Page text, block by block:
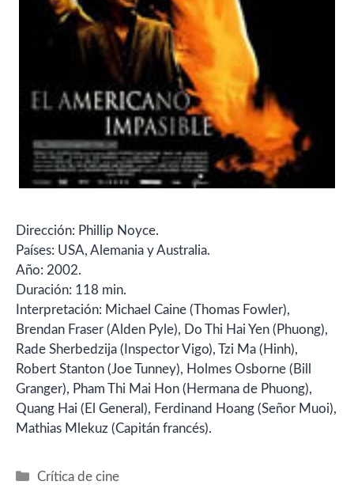
Dirección: Phillip Noyce.
Países: USA, Alemania y Australia.
Año: 2002.
Duración: 118 min.
Interpretación: Michael Caine (Thomas Fowler),
Brendan Fraser (Alden Pyle), Do Thi Hai Yen (Phuong),
Rade Sherbedzija (Inspector Vigo), Tzi Ma (Hinh),
Robert Stanton (Joe Tunney), Holmes Osborne (Bill
Granger), Pham Thi Mai Hon (Hermana de Phuong),
Quang Hai (El General), Ferdinand Hoang (Señor Muoi),
Mathias Mlekuz (Capitán francés).
Categorías
Crítica de cine